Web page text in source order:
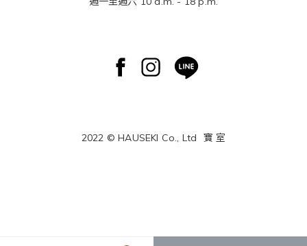
2022 © HAUSEKI Co., Ltd 寶 室